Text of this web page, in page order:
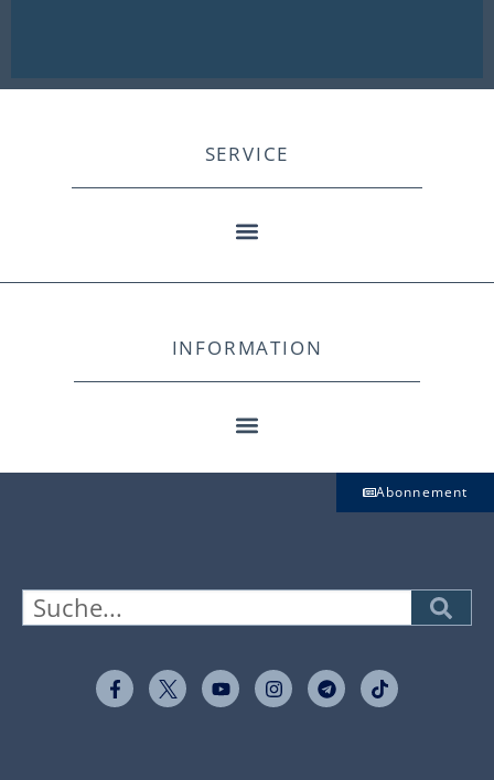
SERVICE
INFORMATION
Abonnement